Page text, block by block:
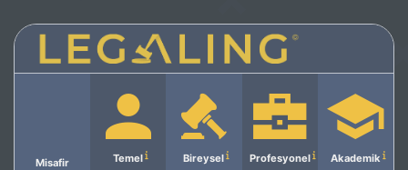
Misafir Temel Bireysel Profesyonel Akademik